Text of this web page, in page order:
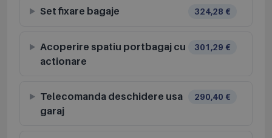
Set fixare bagaje 324,28 €
Acoperire spatiu portbagaj cu
actionare
301,29 €
Telecomanda deschidere usa
garaj
290,40 €